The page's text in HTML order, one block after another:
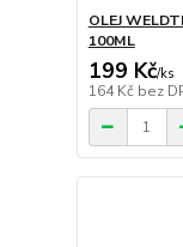
OLEJ
100ML
199 Kč/ks
164 Kč bez